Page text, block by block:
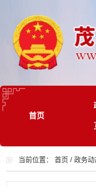
首页
当前位置：首页 /政务动